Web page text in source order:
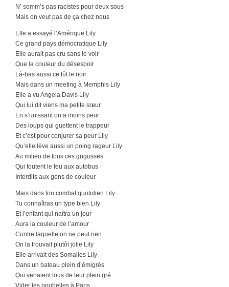
N’ somm’s pas racistes pour deux sous
Mais on veut pas de ça chez nous
Elle a essayé l’Amérique Lily
Ce grand pays démocratique Lily
Elle aurait pas cru sans le voir
Que la couleur du désespoir
Là-bas aussi ce fût le noir
Mais dans un meeting à Memphis Lily
Elle a vu Angela Davis Lily
Qui lui dit viens ma petite sœur
En s’unissant on a moins peur
Des loups qui guettent le trappeur
Et c’est pour conjurer sa peur Lily
Qu’elle lève aussi un poing rageur Lily
Au milieu de tous ces gugusses
Qui foutent le feu aux autobus
Interdits aux gens de couleur
Mais dans ton combat quotidien Lily
Tu connaîtras un type bien Lily
Et l’enfant qui naîtra un jour
Aura la couleur de l’amour
Contre laquelle on ne peut rien
On la trouvait plutôt jolie Lily
Elle arrivait des Somalies Lily
Dans un bateau plein d’émigrés
Qui venaient tous de leur plein gré